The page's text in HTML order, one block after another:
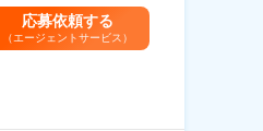
応募依頼する
（エージェントサービス）